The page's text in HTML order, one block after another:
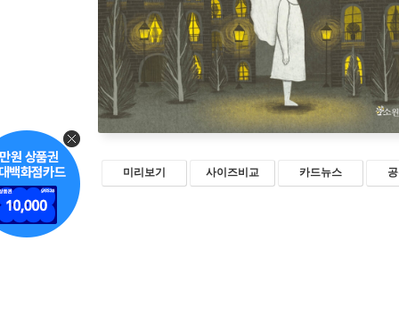
미리보기 사이즈비교 카드뉴스